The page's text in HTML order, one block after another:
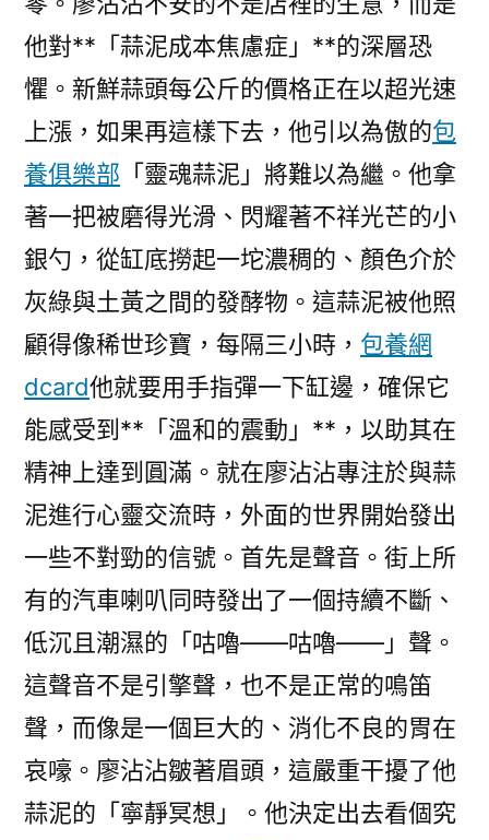
他對**「蒜泥成本焦慮症」**的深層恐
懼。新鮮蒜頭每公斤的價格正在以超光速
上漲，如果再這樣下去，他引以為傲的包
養俱樂部 「靈魂蒜泥」將難以為繼。他拿
著一把被磨得光滑、閃耀著不祥光芒的小
銀勺，從缸底撈起一坨濃稠的、顏色介於
灰綠與土黃之間的發酵物。這蒜泥被他照
顧得像稀世珍寶，每隔三小時， 包養網
dcard他就要用手指彈一下缸邊，確保它
能感受到**「溫和的震動」**，以助其在
精神上達到圓滿。就在廖沾沾專注於與蒜
泥進行心靈交流時，外面的世界開始發出
一些不對勁的信號。首先是聲音。街上所
有的汽車喇叭同時發出了一個持續不斷、
低沉且潮濕的「咕嚕——咕嚕——」聲。
這聲音不是引擎聲，也不是正常的鳴笛
聲，而像是一個巨大的、消化不良的胃在
哀嚎。廖沾沾皺著眉頭，這嚴重干擾了他
蒜泥的「寧靜冥想」。他決定出去看個究